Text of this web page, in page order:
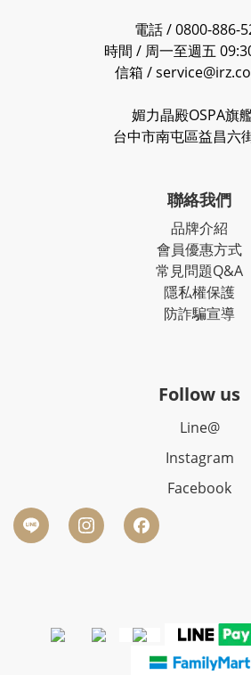
電話 / 0800-886-
時間 / 周一至週五
信箱 /
媚力晶殿OSPA旗
台中市南屯區益昌六
聯絡我們
品牌介紹
會員優惠方式
常見問題Q&A
隱私權保護
防詐騙宣導
Follow us
Line@
Instagram
Facebook